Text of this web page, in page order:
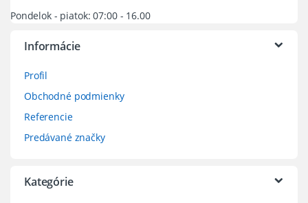
Pondelok - piatok: 07:00 - 16.00
Informácie
Profil
Obchodné podmienky
Referencie
Predávané značky
Kategórie